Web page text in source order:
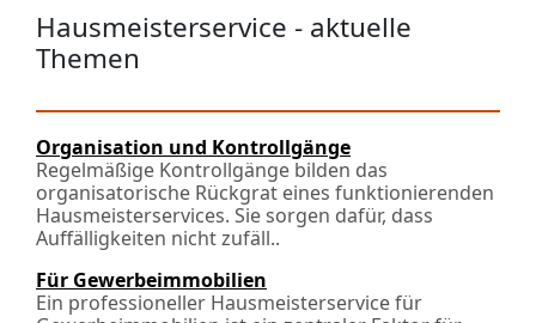
Hausmeisterservice - aktuelle
Themen
Organisation und Kontrollgänge
Regelmäßige Kontrollgänge bilden das
organisatorische Rückgrat eines funktionierenden
Hausmeisterservices. Sie sorgen dafür, dass
Auffälligkeiten nicht zufäll..
Für Gewerbeimmobilien
Ein professioneller Hausmeisterservice für